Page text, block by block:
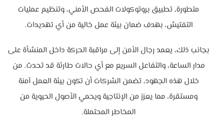
متطورة، تطبيق بروتوكولات الفحص الأمني، وتنظيم عمليات
التفتيش، بهدف ضمان بيئة عمل خالية من أي تهديدات.
بجانب ذلك، يعمد رجال الأمن إلى مراقبة الحركة داخل المنشأة على
مدار الساعة، والتفاعل السريع مع أي حالات طارئة قد تحدث. من
خلال هذه الجهود، تضمن الشركات أن تكون بيئة العمل آمنة
ومستقرة، مما يعزز من الإنتاجية ويحمي الأصول الحيوية من
المخاطر المحتملة.